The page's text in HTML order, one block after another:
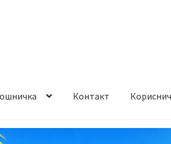
Контакт
и начин на плаќање